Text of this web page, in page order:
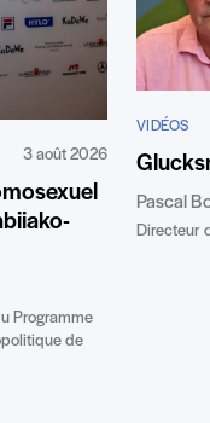
3 août 2026
Programme
de
VIDÉOS
Pascal
Directeur